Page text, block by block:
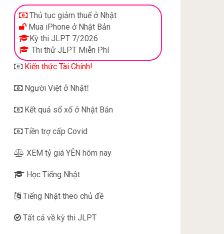
Thủ tục giảm thuế ở Nhật
Mua iPhone ở Nhật Bản
Kỳ thi JLPT 7/2026
Thi thử JLPT Miễn Phí
Kiến thức Tài Chính!
Người Việt ở Nhật!
Kết quả sổ xố ở Nhật Bản
Tiền trợ cấp Covid
XEM tỷ giá YÊN hôm nay
Học Tiếng Nhật
Tiếng Nhật theo chủ đề
Tất cả về kỳ thi JLPT